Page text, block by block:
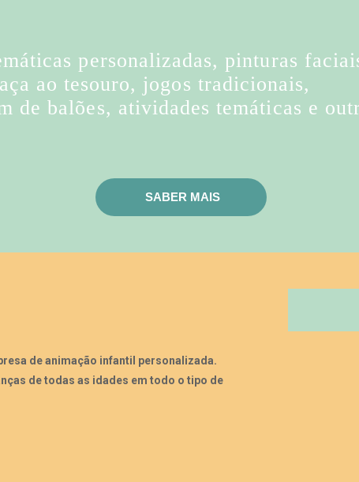
personalizadas, pinturas
ao tesouro, jogos tradicionais,
de balões, atividades temáticas e
SABER MAIS
de animação infantil personalizada.
de todas as idades em todo o tipo de